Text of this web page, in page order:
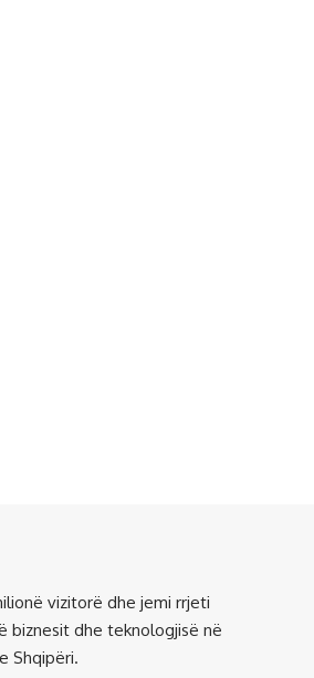
vizitorë dhe jemi rrjeti
biznesit dhe teknologjisë në
Shqipëri.